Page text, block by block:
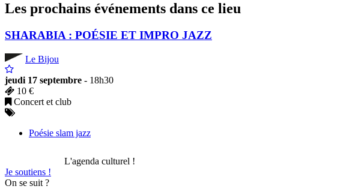
Les prochains événements dans ce lieu
SHARABIA : POÉSIE ET IMPRO JAZZ
Le Bijou
jeudi 17 septembre - 18h30
10 €
Concert et club
Poésie slam jazz
L'agenda culturel !
Je soutiens !
On se suit ?